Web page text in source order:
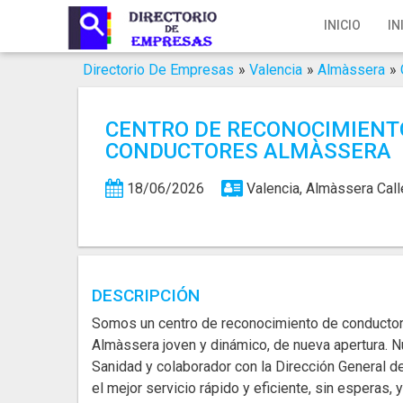
INICIO
Inicio
Iniciar Sesión
Servicios Online
Directorio De Empresas » Valencia » Almàssera »
CENTRO DE
CONDUCTORES ALMÀSSERA
18/06/2026 Valencia, Almàssera
DESCRIPCIÓN
Somos un centro de reconocimiento de
Almàssera joven y dinámico, de nueva apertura.
Sanidad y colaborador con la Dirección General
el mejor servicio rápido y eficiente, sin esperas,